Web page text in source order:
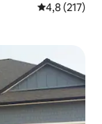
Priemerné
4,8 (217)